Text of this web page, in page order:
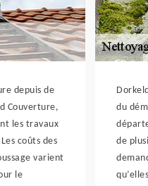
depuis de
Couverture,
les travaux
coûts des
varient
le
du
de